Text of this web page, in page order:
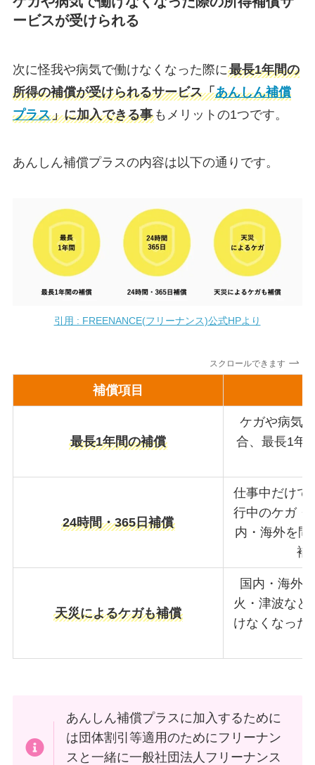
ービスが受けられる
次に怪我や病気で働けなくなった際に最長1年間の
所得の補償が受けられるサービス「あんしん補償
プラス」に加入できる事もメリットの1つです。
あんしん補償プラスの内容は以下の通りです。
引用 : FREENANCE(フリーナンス)公式HPより
スクロールできます
補償項目
最長1年間の補償
ケガや病気
合、最長1年
24時間・365日補償
仕事中だけで
行中のケガ・
内・海外を
補
天災によるケガも補償
国内・海外
火・津波など
けなくなった
あんしん補償プラスに加入するために
は団体割引等適用のためにフリーナン
スと一緒に一般社団法人フリーナンス